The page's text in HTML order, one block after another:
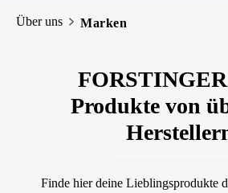
Über uns Marken
Produkte von
Finde hier deine Lieblingsprodukte